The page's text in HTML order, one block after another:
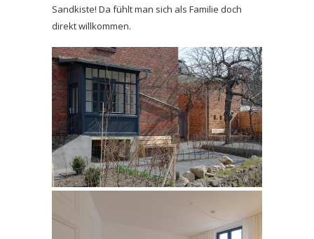
Sandkiste! Da fühlt man sich als Familie doch
direkt willkommen.